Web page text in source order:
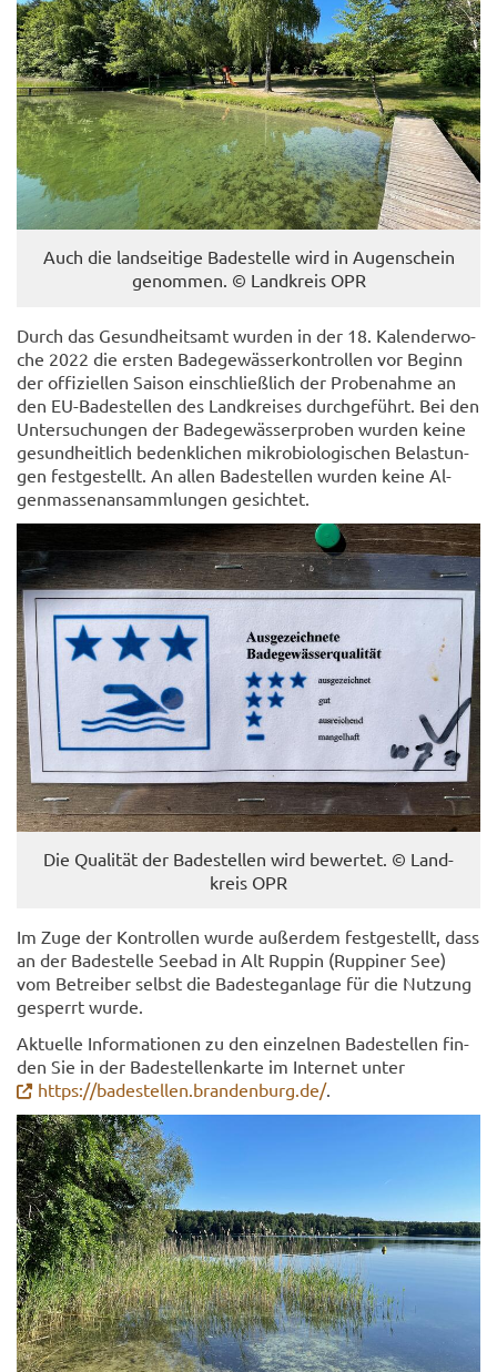
Auch die land­sei­ti­ge Ba­de­stel­le wird in Au­gen­schein
ge­nom­men. © Land­kreis OPR
Durch das Ge­sund­heits­amt wur­den in der 18. Ka­len­der­wo­
che 2022 die ers­ten Ba­de­ge­wäs­ser­kon­trol­len vor Be­ginn
der of­fi­zi­el­len Sai­son ein­schließ­lich der Pro­be­nah­me an
den EU-​Badestellen des Land­krei­ses durch­ge­führt. Bei den
Un­ter­su­chun­gen der Ba­de­ge­wäs­ser­pro­ben wur­den keine
ge­sund­heit­lich be­denk­li­chen mi­kro­bio­lo­gi­schen Be­las­tun­
gen fest­ge­stellt. An allen Ba­de­stel­len wur­den keine Al­
gen­mas­sen­an­samm­lun­gen ge­sich­tet.
Die Qua­li­tät der Ba­de­stel­len wird be­wer­tet. © Land­
kreis OPR
Im Zuge der Kon­trol­len wurde au­ßer­dem fest­ge­stellt, dass
an der Ba­de­stel­le See­bad in Alt Rup­pin (Rup­pi­ner See)
vom Be­trei­ber selbst die Ba­de­steg­an­la­ge für die Nut­zung
ge­sperrt wurde.
Ak­tu­el­le In­for­ma­tio­nen zu den ein­zel­nen Ba­de­stel­len fin­
den Sie in der Ba­de­stel­len­kar­te im In­ter­net unter
https://ba­de­stel­len.bran­den­burg.de/.